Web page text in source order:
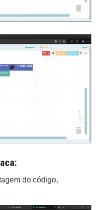
do código,